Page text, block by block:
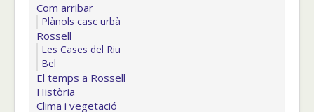
Com arribar
Plànols casc urbà
Rossell
Les Cases del Riu
Bel
El temps a Rossell
Història
Clima i vegetació